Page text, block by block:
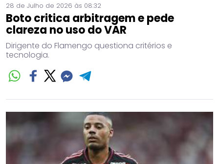
28 de Julho de 2026 às 08:32
Boto critica arbitragem e pede
clareza no uso do VAR
Dirigente do Flamengo questiona critérios e
tecnologia.